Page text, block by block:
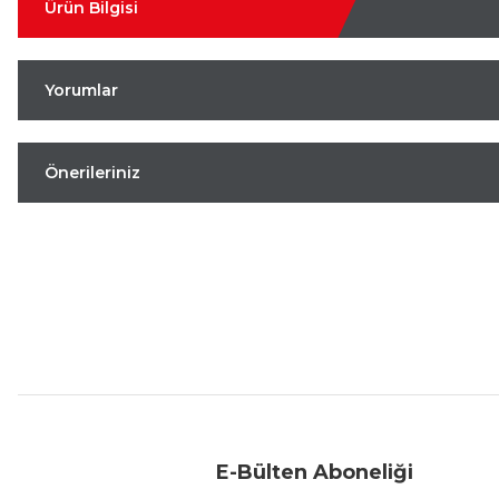
Ürün Bilgisi
Yorumlar
Önerileriniz
E-Bülten Aboneliği